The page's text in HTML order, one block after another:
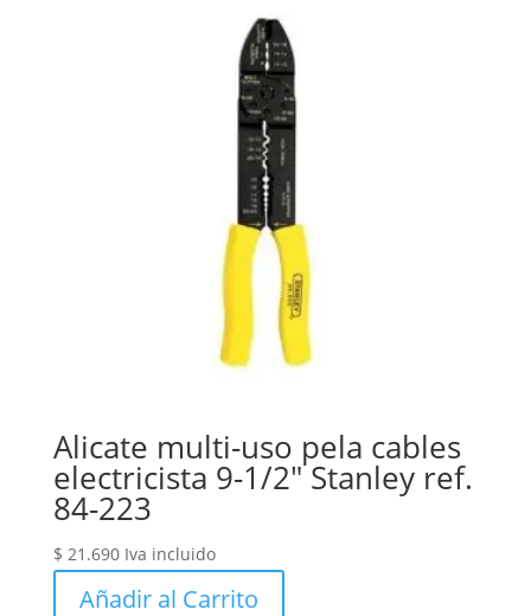
Alicate multi-uso pela cables
electricista 9-1/2″ Stanley ref.
84-223
$ 21.690 Iva incluido
Añadir al Carrito